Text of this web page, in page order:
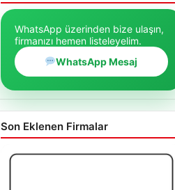
WhatsApp üzerinden bize ulaşın,
firmanızı hemen listeleyelim.
WhatsApp Mesaj
Son Eklenen Firmalar